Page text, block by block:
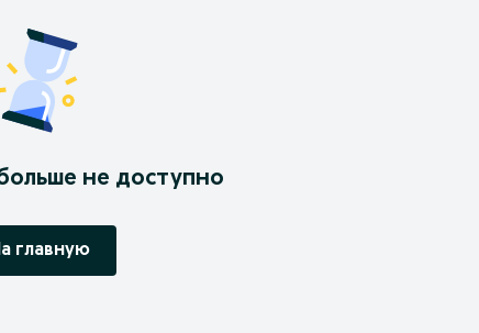
не доступно
главную